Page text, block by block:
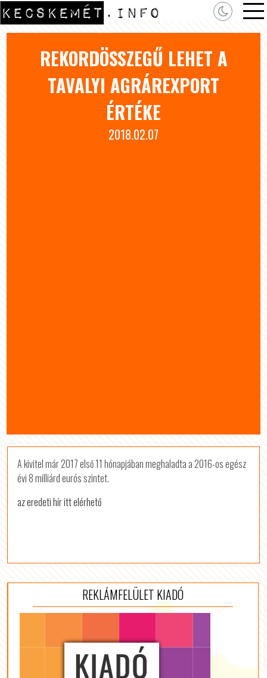
REKORDÖSSZEGŰ LEHET A
TAVALYI AGRÁREXPORT
ÉRTÉKE
2018.02.07
A kivitel már 2017 első 11 hónapjában meghaladta a 2016-os egész
évi 8 milliárd eurós szintet.
az eredeti hír itt elérhető
REKLÁMFELÜLET KIADÓ